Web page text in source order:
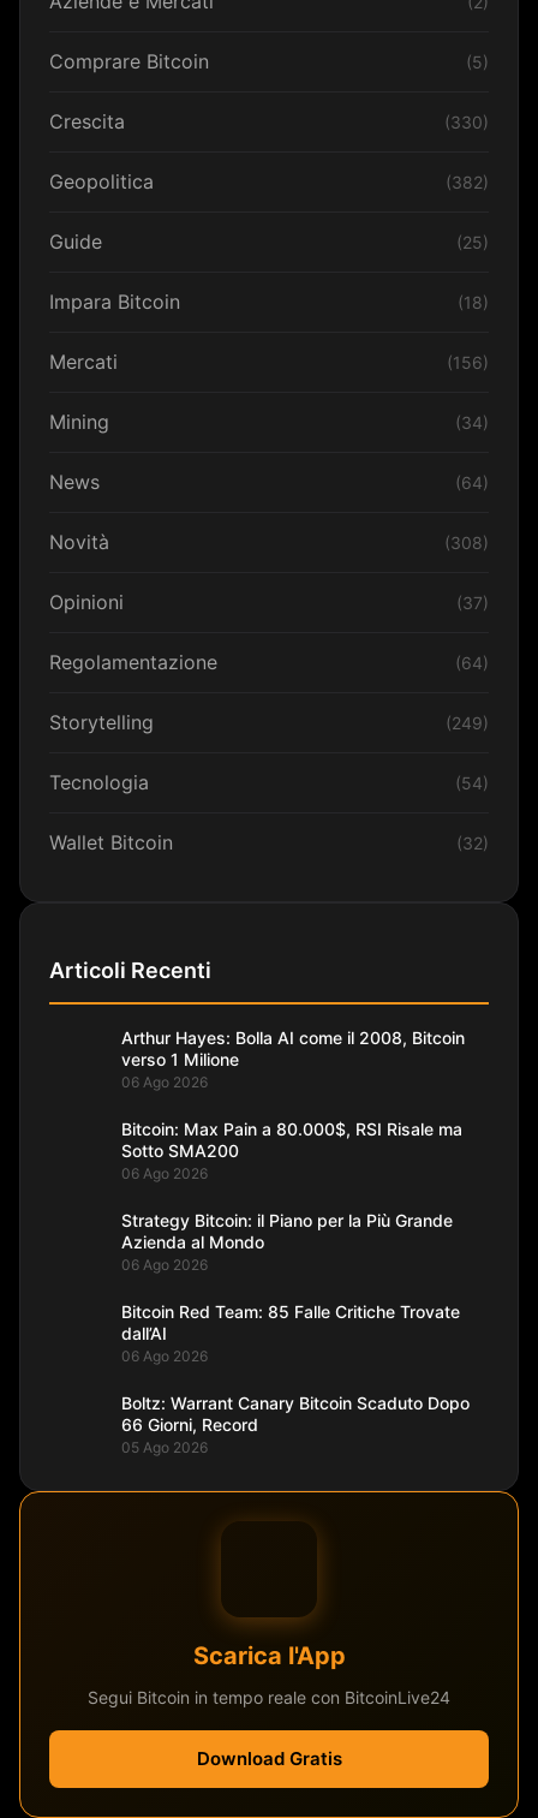
Comprare Bitcoin (5)
Crescita (330)
Geopolitica (382)
Guide (25)
Impara Bitcoin (18)
Mercati (156)
Mining (34)
News (64)
Novità (308)
Opinioni (37)
Regolamentazione (64)
Storytelling (249)
Tecnologia (54)
Wallet Bitcoin (32)
Articoli Recenti
Arthur Hayes: Bolla AI come il 2008, Bitcoin
verso 1 Milione
06 Ago 2026
Bitcoin: Max Pain a 80.000$, RSI Risale ma
Sotto SMA200
06 Ago 2026
Strategy Bitcoin: il Piano per la Più Grande
Azienda al Mondo
06 Ago 2026
Bitcoin Red Team: 85 Falle Critiche Trovate
dall’AI
06 Ago 2026
Boltz: Warrant Canary Bitcoin Scaduto Dopo
66 Giorni, Record
05 Ago 2026
Scarica l'App
Segui Bitcoin in tempo reale con BitcoinLive24
Download Gratis